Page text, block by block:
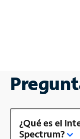
¿Qué es el
Spectrum?